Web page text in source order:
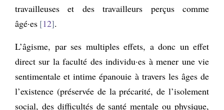
travailleuses et des travailleurs perçus comme
âgé·es 12 .
L’âgisme, par ses multiples effets, a donc un effet
direct sur la faculté des individu·es à mener une vie
sentimentale et intime épanouie à travers les âges de
l’existence (préservée de la précarité, de l’isolement
social, des difficultés de santé mentale ou physique,